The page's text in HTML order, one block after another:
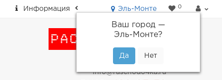
Информация Эль-Монте
Ваш город —
Эль-Монте?
0
пн-пт: с 9.00 до 18.00
info@raschodo4ka.ru